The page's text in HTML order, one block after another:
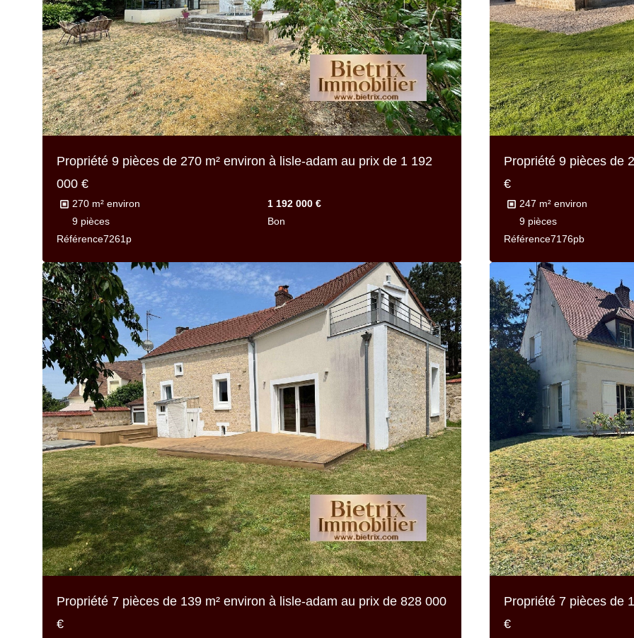
Propriété 9 pièces de 270 m² environ à lisle-adam au prix de 1 192
000 €
270 m² environ
1 192 000 €
9 pièces
Bon
Référence7261p
Propriété 9 pièces de
€
247 m² environ
9 pièces
Référence7176pb
Propriété 7 pièces de 139 m² environ à lisle-adam au prix de 828 000
€
Propriété 7 pièces de
€